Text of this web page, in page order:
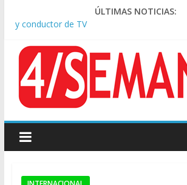
ÚLTIMAS NOTICIAS:
Pesar por la muerte de Leandro Rud,
y conductor de TV
apuntó: “Vino un poco endiablada”
Causa AFA: el juez Amarante calificó de
traslado del expediente a Campana
A pocas cuadras de La Bombonera
colectivo: siete heridos
sindicatos y organizaciones sociales